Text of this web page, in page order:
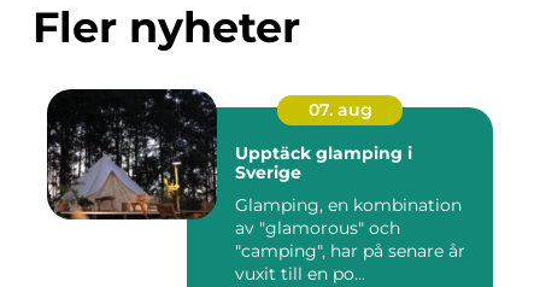
Fler nyheter
07. aug
Upptäck glamping i
Sverige
Glamping, en kombination
av "glamorous" och
"camping", har på senare år
vuxit till en po...